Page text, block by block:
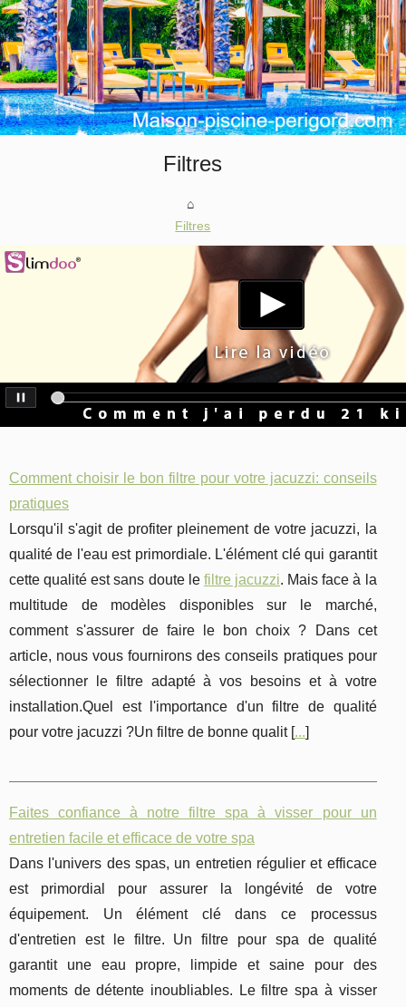
Filtres
Filtres
Comment choisir le bon filtre pour votre jacuzzi: conseils
pratiques
Lorsqu'il s'agit de profiter pleinement de votre jacuzzi, la
qualité de l'eau est primordiale. L'élément clé qui garantit
cette qualité est sans doute le filtre jacuzzi. Mais face à la
multitude de modèles disponibles sur le marché,
comment s'assurer de faire le bon choix ? Dans cet
article, nous vous fournirons des conseils pratiques pour
sélectionner le filtre adapté à vos besoins et à votre
installation.Quel est l'importance d'un filtre de qualité
pour votre jacuzzi ?Un filtre de bonne qualit [...]
Faites confiance à notre filtre spa à visser pour un
entretien facile et efficace de votre spa
Dans l'univers des spas, un entretien régulier et efficace
est primordial pour assurer la longévité de votre
équipement. Un élément clé dans ce processus
d'entretien est le filtre. Un filtre pour spa de qualité
garantit une eau propre, limpide et saine pour des
moments de détente inoubliables. Le filtre spa à visser